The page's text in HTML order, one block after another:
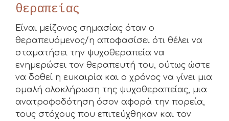
θεραπείας
Είναι μείζονος σημασίας όταν ο
θεραπευόμενος/η αποφασίσει ότι θέλει να
σταματήσει την ψυχοθεραπεία να
ενημερώσει τον θεραπευτή του, ούτως ώστε
να δοθεί η ευκαιρία και ο χρόνος να γίνει μια
ομαλή ολοκλήρωση της ψυχοθεραπείας, μια
ανατροφοδότηση όσον αφορά την πορεία,
τους στόχους που επιτεύχθηκαν και τον